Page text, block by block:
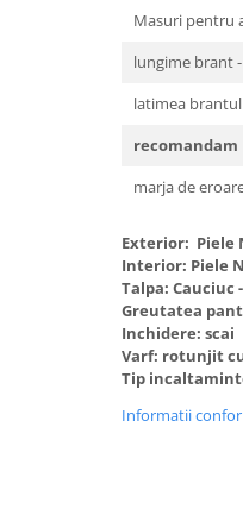
Masuri pentru
lungime brant
latimea
marja de
Exterior: Piele
Interior: Piele
Talpa:
Greutatea
Inchidere: scai
Varf: rotunjit
Tip
Informatii